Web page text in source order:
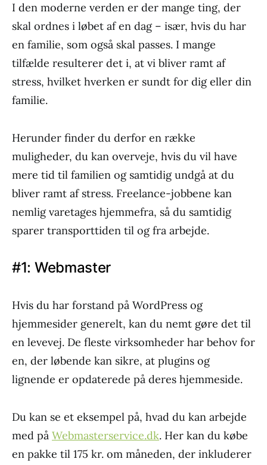
I den moderne verden er der mange ting, der
skal ordnes i løbet af en dag – især, hvis du har
en familie, som også skal passes. I mange
tilfælde resulterer det i, at vi bliver ramt af
stress, hvilket hverken er sundt for dig eller din
familie.
Herunder finder du derfor en række
muligheder, du kan overveje, hvis du vil have
mere tid til familien og samtidig undgå at du
bliver ramt af stress. Freelance-jobbene kan
nemlig varetages hjemmefra, så du samtidig
sparer transporttiden til og fra arbejde.
#1: Webmaster
Hvis du har forstand på WordPress og
hjemmesider generelt, kan du nemt gøre det til
en levevej. De fleste virksomheder har behov for
en, der løbende kan sikre, at plugins og
lignende er opdaterede på deres hjemmeside.
Du kan se et eksempel på, hvad du kan arbejde
med på Webmasterservice.dk. Her kan du købe
en pakke til 175 kr. om måneden, der inkluderer